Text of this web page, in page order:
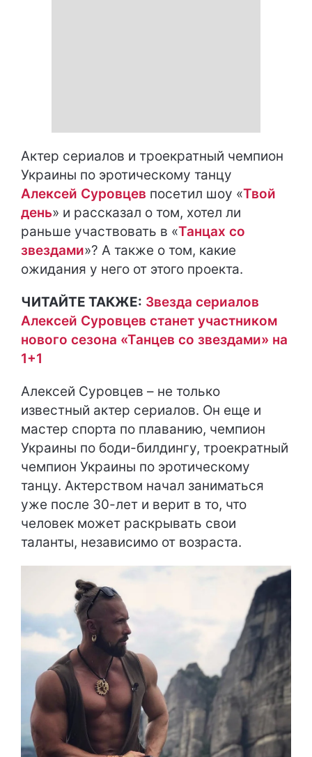
Актер сериалов и троекратный чемпион
Украины по эротическому танцу
Алексей Суровцев посетил шоу «Твой
день» и рассказал о том, хотел ли
раньше участвовать в «Танцах со
звездами»? А также о том, какие
ожидания у него от этого проекта.
ЧИТАЙТЕ ТАКЖЕ: Звезда сериалов
Алексей Суровцев станет участником
нового сезона «Танцев со звездами» на
1+1
Алексей Суровцев – не только
известный актер сериалов. Он еще и
мастер спорта по плаванию, чемпион
Украины по боди-билдингу, троекратный
чемпион Украины по эротическому
танцу. Актерством начал заниматься
уже после 30-лет и верит в то, что
человек может раскрывать свои
таланты, независимо от возраста.